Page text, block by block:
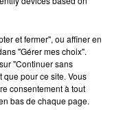
CE QUE VOUS
FAIRE... ET LES
et fermer", ou affiner en
"Gérer mes choix".
"Continuer sans
pour ce site. Vous
consentement à tout
bas de chaque page.